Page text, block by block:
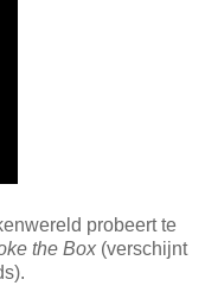
probeert te
the Box (verschijnt